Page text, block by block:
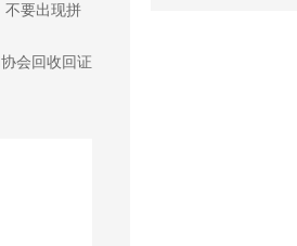
不要出现拼
会回收回证